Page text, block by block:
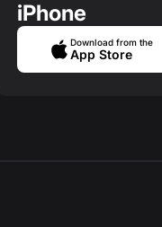
iPhone
Download from the
App Store